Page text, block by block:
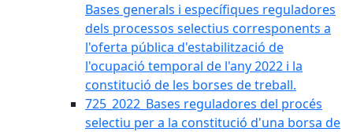
Bases generals i específiques reguladores
dels processos selectius corresponents a
l'oferta pública d'estabilització de
l'ocupació temporal de l'any 2022 i la
constitució de les borses de treball.
725_2022_Bases reguladores del procés
selectiu per a la constitució d'una borsa de